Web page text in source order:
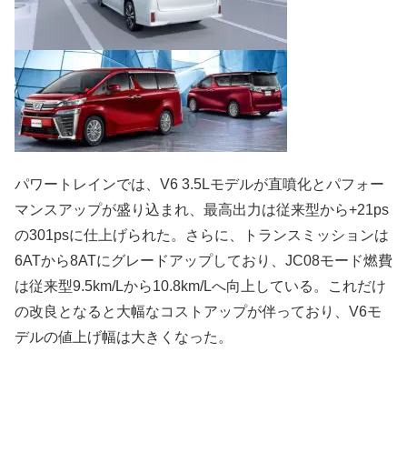
パワートレインでは、V6 3.5Lモデルが直噴化とパフォー
マンスアップが盛り込まれ、最高出力は従来型から+21ps
の301psに仕上げられた。さらに、トランスミッションは
6ATから8ATにグレードアップしており、JC08モード燃費
は従来型9.5km/Lから10.8km/Lへ向上している。これだけ
の改良となると大幅なコストアップが伴っており、V6モ
デルの値上げ幅は大きくなった。